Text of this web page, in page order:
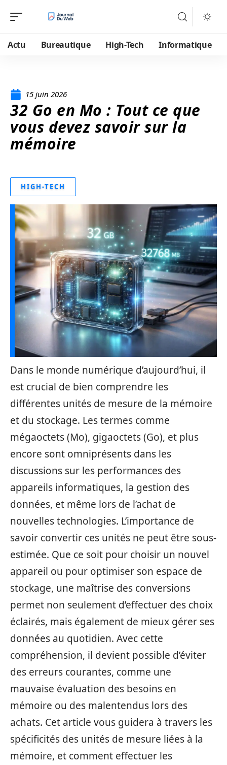
Actu Bureautique High-Tech Informatique
15 juin 2026
32 Go en Mo : Tout ce que
vous devez savoir sur la
mémoire
HIGH-TECH
Dans le monde numérique d’aujourd’hui, il
est crucial de bien comprendre les
différentes unités de mesure de la mémoire
et du stockage. Les termes comme
mégaoctets (Mo), gigaoctets (Go), et plus
encore sont omniprésents dans les
discussions sur les performances des
appareils informatiques, la gestion des
données, et même lors de l’achat de
nouvelles technologies. L’importance de
savoir convertir ces unités ne peut être sous-
estimée. Que ce soit pour choisir un nouvel
appareil ou pour optimiser son espace de
stockage, une maîtrise des conversions
permet non seulement d’effectuer des choix
éclairés, mais également de mieux gérer ses
données au quotidien. Avec cette
compréhension, il devient possible d’éviter
des erreurs courantes, comme une
mauvaise évaluation des besoins en
mémoire ou des malentendus lors des
achats. Cet article vous guidera à travers les
spécificités des unités de mesure liées à la
mémoire, et comment effectuer les